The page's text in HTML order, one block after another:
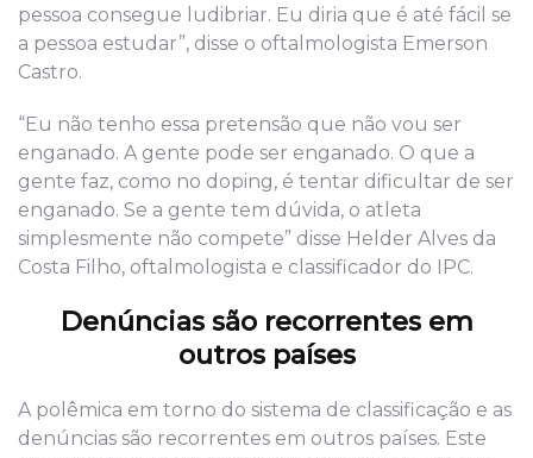
pessoa consegue ludibriar. Eu diria que é até fácil se
a pessoa estudar”, disse o oftalmologista Emerson
Castro.
“Eu não tenho essa pretensão que não vou ser
enganado. A gente pode ser enganado. O que a
gente faz, como no doping, é tentar dificultar de ser
enganado. Se a gente tem dúvida, o atleta
simplesmente não compete” disse Helder Alves da
Costa Filho, oftalmologista e classificador do IPC.
Denúncias são recorrentes em
outros países
A polêmica em torno do sistema de classificação e as
denúncias são recorrentes em outros países. Este